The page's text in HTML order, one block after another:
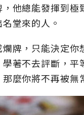
他總能發揮到
堂來的人。
牌，只能決定
著不去評斷，
麼你將不再被無